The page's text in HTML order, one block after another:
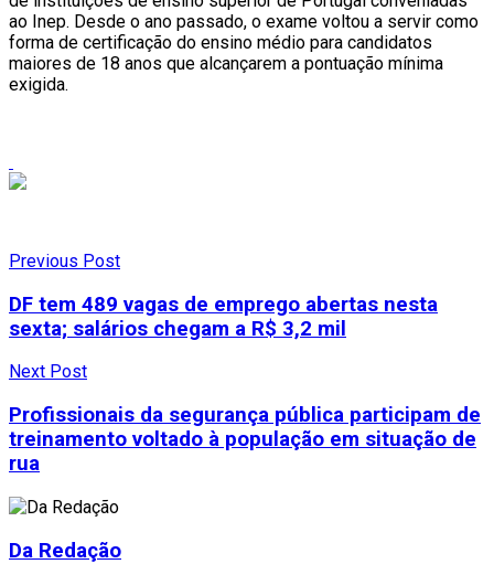
ao Inep. Desde o ano passado, o exame voltou a servir como
forma de certificação do ensino médio para candidatos
maiores de 18 anos que alcançarem a pontuação mínima
exigida.
Previous Post
DF tem 489 vagas de emprego abertas nesta
sexta; salários chegam a R$ 3,2 mil
Next Post
Profissionais da segurança pública participam de
treinamento voltado à população em situação de
rua
Da Redação